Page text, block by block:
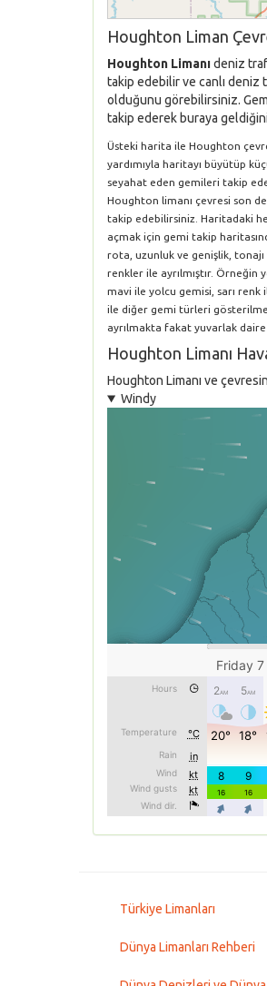
Houghton Liman
Houghton Limanıdeniz
takip edebilir ve canlı deniz
olduğunu görebilirsiniz.
takip ederek buraya
Üsteki harita ile Houghton
yardımıyla haritayı büyütüp
seyahat eden gemileri takip
Houghton limanı çevresi son
takip edebilirsiniz. Haritadaki
açmak için gemi takip
rota, uzunluk ve genişlik,
renkler ile ayrılmıştır. Örneğin
mavi ile yolcu gemisi, sarı renk
ile diğer gemi türleri
ayrılmakta fakat yuvarlak
Houghton Limanı
Houghton Limanı ve
Windy
Türkiye Limanları
Dünya Limanları Rehberi